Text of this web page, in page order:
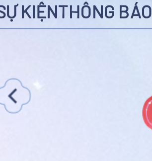
KIỆNTHÔNG BÁO